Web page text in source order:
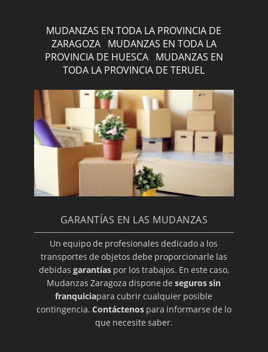
MUDANZAS EN TODA LA PROVINCIA DE
ZARAGOZA· MUDANZAS EN TODA LA
PROVINCIA DE HUESCA· MUDANZAS EN
TODA LA PROVINCIA DE TERUEL
GARANTÍAS EN LAS MUDANZAS
Un equipo de profesionales dedicado a los
transportes de objetos debe proporcionarle las
debidas garantíaspor los trabajos. En este caso,
Mudanzas Zaragoza dispone deseguros sin
franquiciapara cubrir cualquier posible
contingencia. Contáctenospara informarse de lo
que necesite saber.